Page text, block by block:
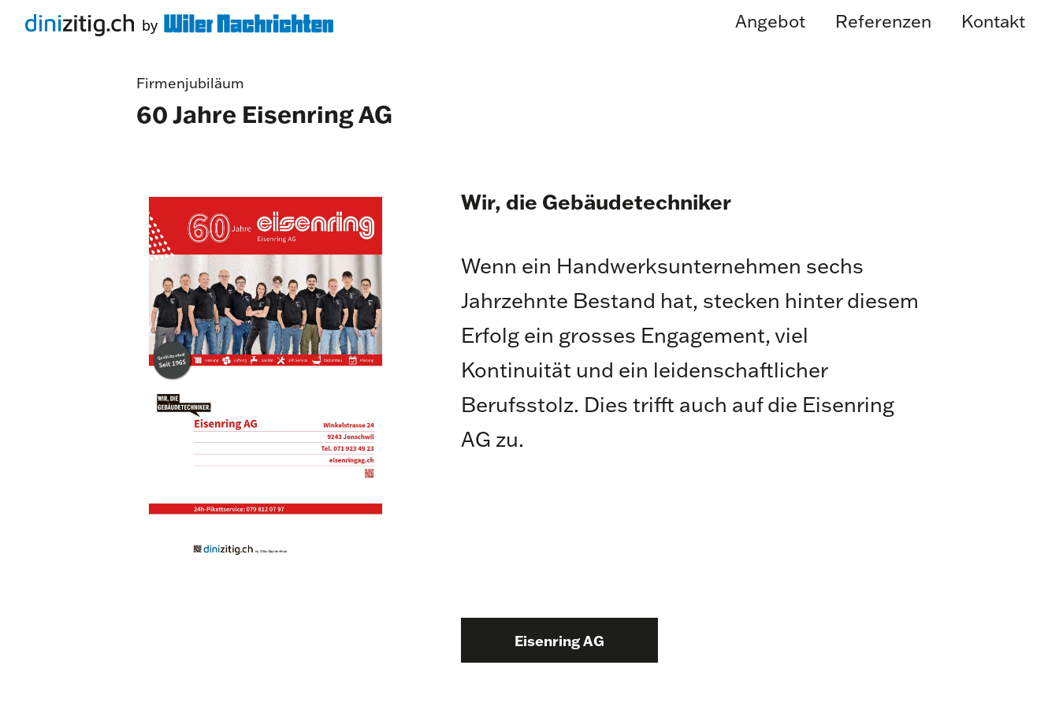
Angebot Referenzen Kontakt
Firmenjubiläum
60 Jahre Eisenring AG
Wir, die Gebäudetechniker
Wenn ein Handwerksunternehmen sechs
Jahrzehnte Bestand hat, stecken hinter diesem
Erfolg ein grosses Engagement, viel
Kontinuität und ein leidenschaftlicher
Berufsstolz. Dies trifft auch auf die Eisenring
AG zu.
Eisenring AG